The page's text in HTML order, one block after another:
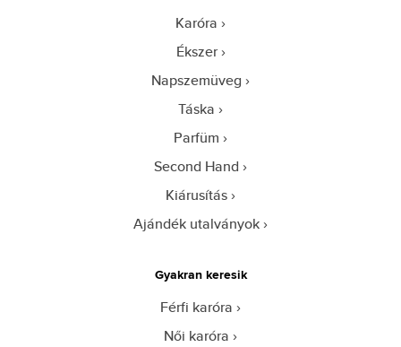
Karóra
Ékszer
Napszemüveg
Táska
Parfüm
Second Hand
Kiárusítás
Ajándék utalványok
Gyakran keresik
Férfi karóra
Női karóra